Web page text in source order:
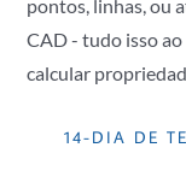
pontos, linhas, ou
CAD - tudo isso
calcular
14-DIA DE